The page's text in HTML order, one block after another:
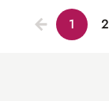
1 2